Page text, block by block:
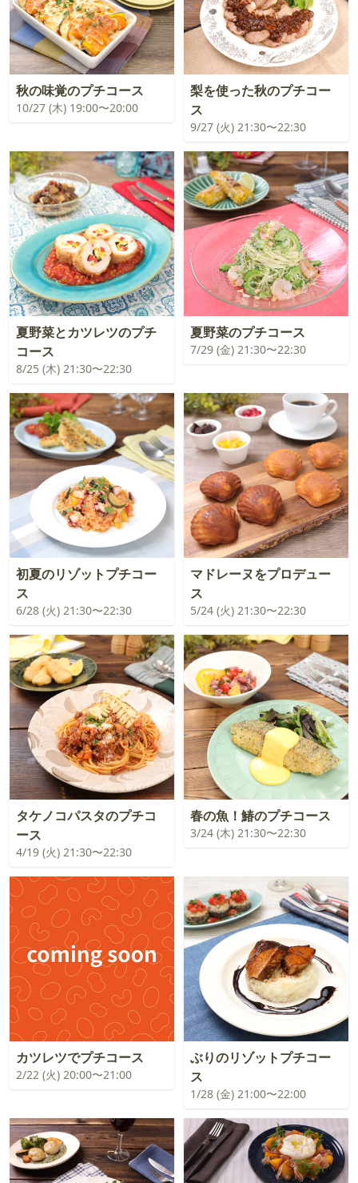
秋の味覚のプチコース
10/27 (木) 19:00〜20:00
梨を使った秋のプチコー
ス
9/27 (火) 21:30〜22:30
夏野菜とカツレツのプチ
コース
8/25 (木) 21:30〜22:30
夏野菜のプチコース
7/29 (金) 21:30〜22:30
初夏のリゾットプチコー
ス
6/28 (火) 21:30〜22:30
マドレーヌをプロデュー
ス
5/24 (火) 21:30〜22:30
タケノコパスタのプチコ
ース
4/19 (火) 21:30〜22:30
春の魚！鰆のプチコース
3/24 (木) 21:30〜22:30
カツレツでプチコース
2/22 (火) 20:00〜21:00
ぶりのリゾットプチコー
ス
1/28 (金) 21:00〜22:00